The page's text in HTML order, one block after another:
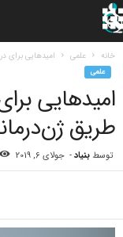
خانه علمی امیدهایی برای
علمی
امیدهایی
طریق
توسط بنیاد- جولای 6, 2019